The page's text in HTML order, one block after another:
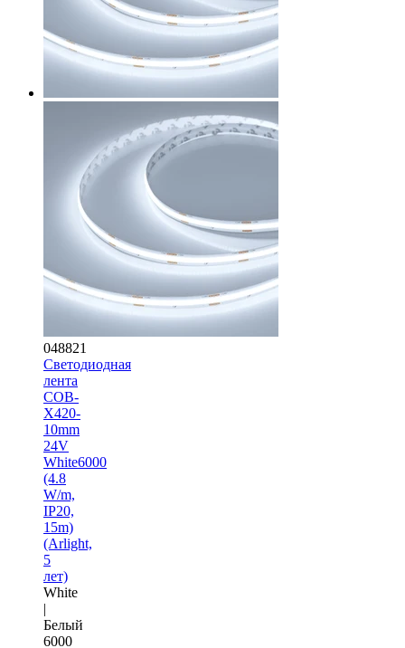
048821
Светодиодная
лента
COB-
X420-
10mm
24V
White6000
(4.8
W/m,
IP20,
15m)
(Arlight,
5
лет)
White
|
Белый
6000